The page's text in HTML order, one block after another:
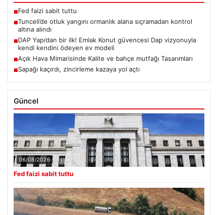
■Fed faizi sabit tuttu
■Tunceli’de otluk yangını ormanlık alana sıçramadan kontrol
altına alındı
■DAP Yapı’dan bir ilk! Emlak Konut güvencesi Dap vizyonuyla
kendi kendini ödeyen ev modeli
■Açık Hava Mimarisinde Kalite ve bahçe mutfağı Tasarımları
■Sapağı kaçırdı, zincirleme kazaya yol açtı
Güncel
06/08/2026
Fed faizi sabit tuttu